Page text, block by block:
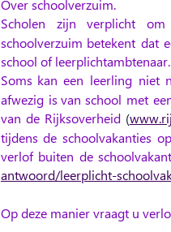
Over schoolverzuim.
Scholen
zijn verplicht om
schoolverzuim betekent dat
school of leerplichtambtenaar.
Soms kan een leerling niet
afwezig is van school met
van de Rijksoverheid (
tijdens de schoolvakanties op
verlof buiten de
antwoord/leerplicht-
Op deze manier vraagt u